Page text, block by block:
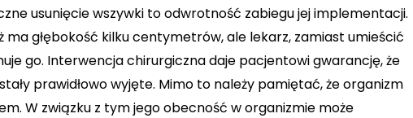
usunięcie wszywki to odwrotność zabiegu jej implementacji.
głębokość kilku centymetrów, ale lekarz, zamiast umieścić
go. Interwencja chirurgiczna daje pacjentowi gwarancję, że
prawidłowo wyjęte. Mimo to należy pamiętać, że organizm
W związku z tym jego obecność w organizmie może